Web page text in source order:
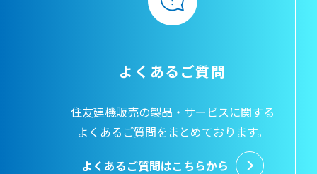
よくあるご質問
住友建機販売の製品・サービスに関する
よくあるご質問をまとめております。
よくあるご質問はこちらから